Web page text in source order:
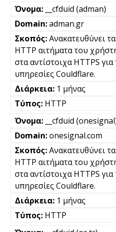
__cfduid (adman)
adman.gr
Ανακατευθύνει τα
HTTP αιτήματα του
στα αντίστοιχα HTTPS για
υπηρεσίες Couldflare.
1 μήνας
HTTP
__cfduid
onesignal.com
Ανακατευθύνει τα
HTTP αιτήματα του
στα αντίστοιχα HTTPS για
υπηρεσίες Couldflare.
1 μήνας
HTTP